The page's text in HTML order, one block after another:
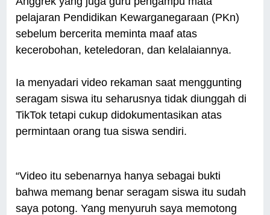
pelajaran Pendidikan Kewarganegaraan (PKn)
sebelum bercerita meminta maaf atas
kecerobohan, keteledoran, dan kelalaiannya.
Ia menyadari video rekaman saat menggunting
seragam siswa itu seharusnya tidak diunggah di
TikTok tetapi cukup didokumentasikan atas
permintaan orang tua siswa sendiri.
“Video itu sebenarnya hanya sebagai bukti
bahwa memang benar seragam siswa itu sudah
saya potong. Yang menyuruh saya memotong